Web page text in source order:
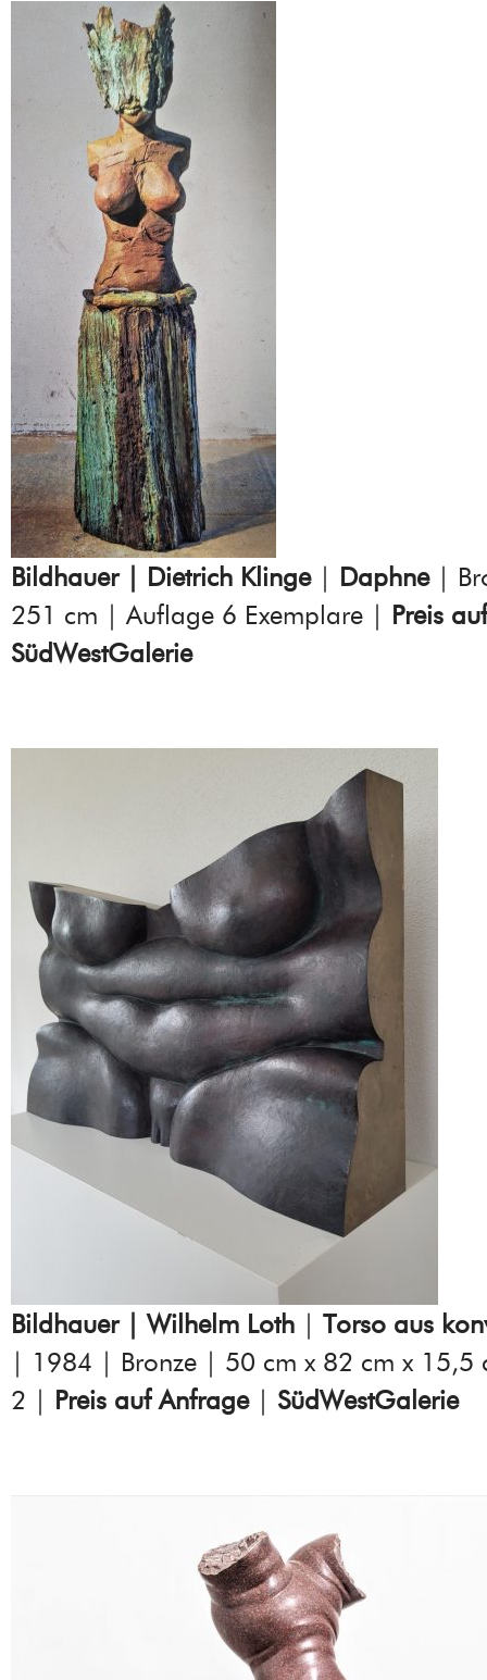
Bildhauer | Dietrich Klinge| Daphne|
251 cm | Auflage 6 Exemplare | Preis
SüdWestGalerie
Bildhauer | Wilhelm Loth | Torso aus
| 1984 | Bronze | 50 cm x 82 cm x 15,5
2 | Preis auf Anfrage| SüdWestGalerie